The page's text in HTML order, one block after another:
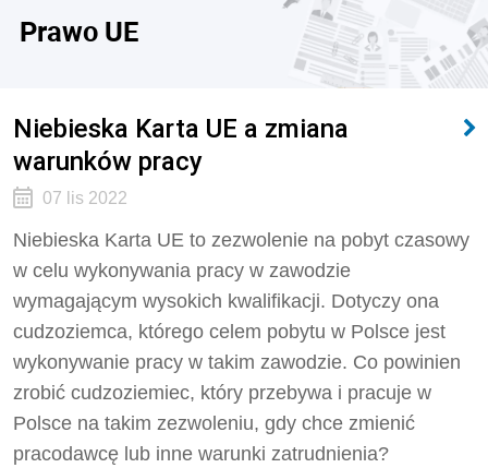
Prawo UE
Niebieska Karta UE a zmiana
warunków pracy
07 lis 2022
Niebieska Karta UE to zezwolenie na pobyt czasowy
w celu wykonywania pracy w zawodzie
wymagającym wysokich kwalifikacji. Dotyczy ona
cudzoziemca, którego celem pobytu w Polsce jest
wykonywanie pracy w takim zawodzie. Co powinien
zrobić cudzoziemiec, który przebywa i pracuje w
Polsce na takim zezwoleniu, gdy chce zmienić
pracodawcę lub inne warunki zatrudnienia?